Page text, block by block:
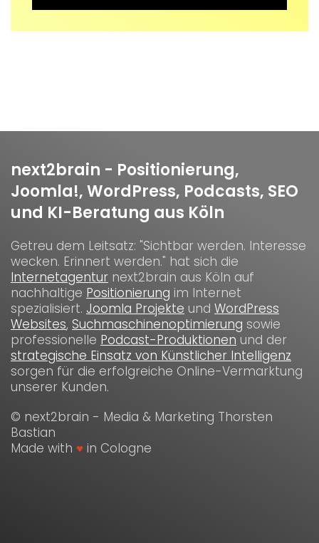
next2brain - Positionierung,
Joomla!, WordPress, Podcasts, SEO
und KI-Beratung aus Köln
Getreu dem Leitsatz: "Sichtbar werden. Interesse
wecken. Erinnert werden." hat sich die
Internetagentur next2brain aus Köln auf
nachhaltige Positionierung im Internet
spezialisiert. Joomla Projekte und WordPress
Websites, Suchmaschinenoptimierung sowie
professionelle Podcast-Produktionen und der
strategische Einsatz von Künstlicher Intelligenz
sorgen für die erfolgreiche Online-Vermarktung
unserer Kunden.
© next2brain - Media & Marketing Thorsten
Bastian
Made with ♥ in Cologne